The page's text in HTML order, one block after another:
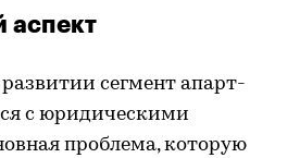
аспект
сегмент апарт-
с юридическими
проблема, которую